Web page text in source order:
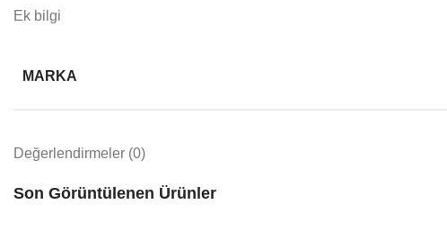
Ek bilgi
MARKA
Değerlendirmeler (0)
Son Görüntülenen Ürünler